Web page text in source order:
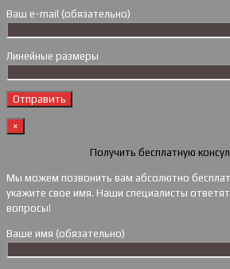
Ваш e-mail (обязательно)
Линейные размеры
×
Получить бесплатную
Мы можем позвонить вам абсолютно
укажите свое имя. Наши специалисты
вопросы!
Ваше имя (обязательно)